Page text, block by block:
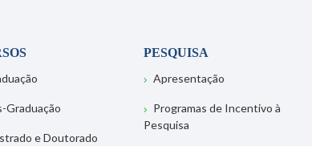
Graduação
e Doutorado
PESQUISA
Apresentação
Programas de Incentivo à
Pesquisa